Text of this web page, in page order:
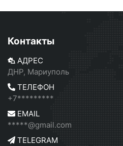
Контакты
АДРЕС
ДНР, Мариуполь
ТЕЛЕФОН
+7*********
EMAIL
*****@gmail.com
TELEGRAM